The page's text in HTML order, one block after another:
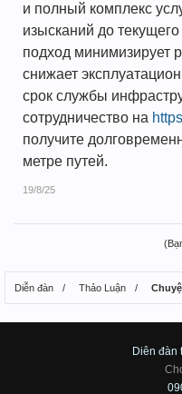
и полный комплекс
изысканий до
подход минимизирует
снижает
срок службы
сотрудничество на
получите
метре путей.
19/8/25
Diễn đàn Thảo Luận
Diên đàn